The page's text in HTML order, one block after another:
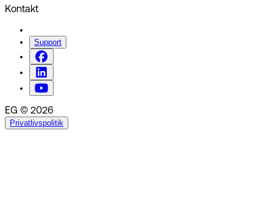
Kontakt
Support
EG © 2026
Privatlivspolitik